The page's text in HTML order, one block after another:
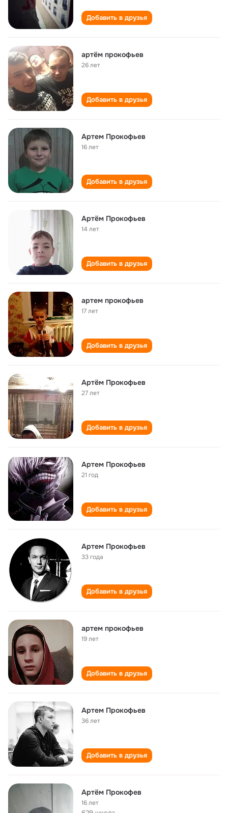
Добавить в друзья
артём прокофьев
26 лет
Добавить в друзья
Артем Прокофьев
16 лет
Добавить в друзья
Артём Прокофьев
14 лет
Добавить в друзья
артем прокофьев
17 лет
Добавить в друзья
Артём Прокофьев
27 лет
Добавить в друзья
Артем Прокофьев
21 год
Добавить в друзья
Артем Прокофьев
33 года
Добавить в друзья
артем прокофьев
19 лет
Добавить в друзья
Артем Прокофьев
36 лет
Добавить в друзья
Артём Прокофев
16 лет